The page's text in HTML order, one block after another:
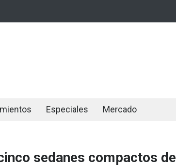
Especiales Mercado
sedanes compactos de